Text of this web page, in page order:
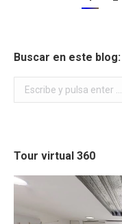
Buscar en este blog:
Buscar:
Tour virtual 360
Reproductor